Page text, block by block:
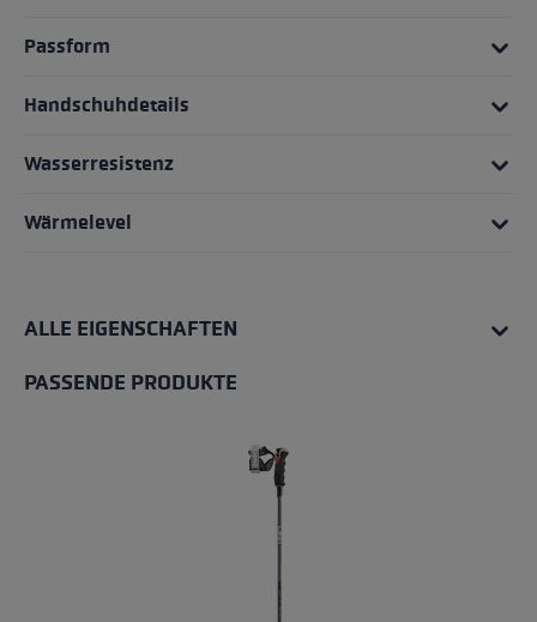
Passform
Handschuhdetails
Wasserresistenz
Wärmelevel
ALLE EIGENSCHAFTEN
PASSENDE PRODUKTE